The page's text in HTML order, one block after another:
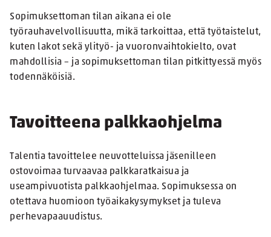
Sopimuksettoman tilan aikana ei ole
työrauhavelvollisuutta, mikä tarkoittaa, että työtaistelut,
kuten lakot sekä ylityö- ja vuoronvaihtokielto, ovat
mahdollisia – ja sopimuksettoman tilan pitkittyessä myös
todennäköisiä.
Tavoitteena palkkaohjelma
Talentia tavoittelee neuvotteluissa jäsenilleen
ostovoimaa turvaavaa palkkaratkaisua ja
useampivuotista palkkaohjelmaa. Sopimuksessa on
otettava huomioon työaikakysymykset ja tuleva
perhevapaauudistus.